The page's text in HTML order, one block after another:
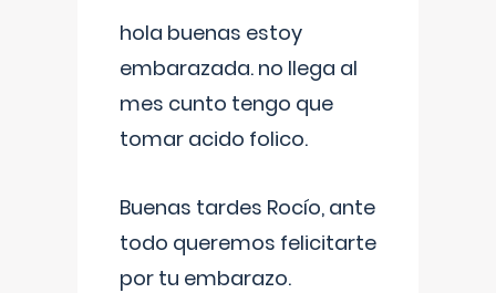
hola buenas estoy
embarazada. no llega al
mes cunto tengo que
tomar acido folico.
Buenas tardes Rocío, ante
todo queremos felicitarte
por tu embarazo.